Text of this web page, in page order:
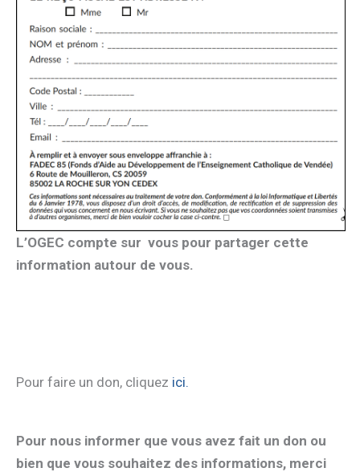
L’OGEC compte sur vous pour partager cette
information autour de vous.
Pour faire un don, cliquez ici.
Pour nous informer que vous avez fait un don ou
bien que vous souhaitez des informations, merci